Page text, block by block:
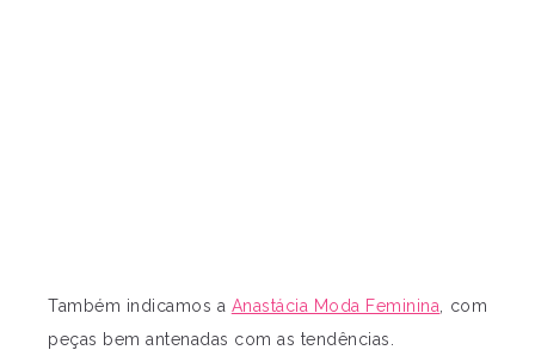
Também indicamos a Anastácia Moda Feminina , com
peças bem antenadas com as tendências.